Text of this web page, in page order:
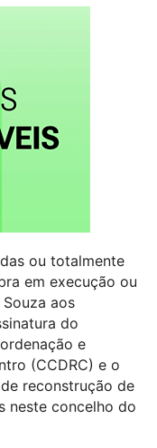
ou totalmente
em execução ou
aos
do
e
(CCDRC) e o
reconstrução de
neste concelho do